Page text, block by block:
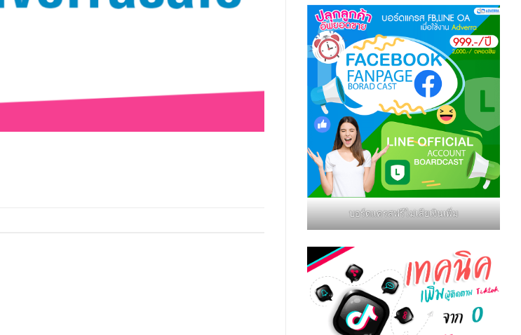
บอร์ดแครสฟรีไม่เสียเงินเพิ่ม